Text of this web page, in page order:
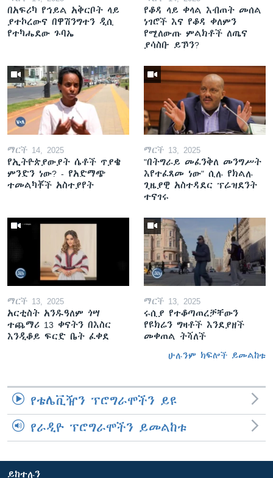
በአፍሪካ የኅይል አቅርቦት ላይ
ያተኮረውና በዋሽንግተን ዲሲ
የተካሔደው ጉባኤ
የቆዳ ላይ ቀላል እብጠት መሰል
ነገሮች እና የቆዳ ቀለምን
የሚለውጡ ምልክቶች ለጤና
ያሳስቡ ይኾን?
ማርች 14, 2025
የኢትዮጵያውያት ሴቶች ጥያቄ
ምንድን ነው? - የአድማጭ
ተመልካቾች አስተያየት
ማርች 13, 2025
"በትግራይ መፈንቅለ መንግሥት
እየተፈጸመ ነው" ሲሉ የክልሉ
ጊዜያዊ አስተዳደር ፕሬዝደንት
ተናገሩ
ማርች 13, 2025
አርቲስት አንዱዓለም ጎሣ
ተጨማሪ 13 ቀናትን በእስር
እንዲቆይ ፍርድ ቤት ፈቀደ
ማርች 13, 2025
ሩሲያ የተቆጣጠረቻቸውን
የዩክሬን ግዛቶች እንደያዘች
መቀጠል ትሻለች
ሁሉንም ክፍሎች ይመልከቱ
የቴሌቪዥን ፕሮግራሞችን ይዩ
የራዲዮ ፕሮግራሞችን ይመልከቱ
ይከተሉን